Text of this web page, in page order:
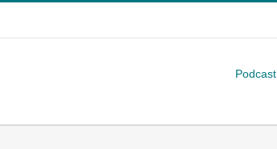
Podcast